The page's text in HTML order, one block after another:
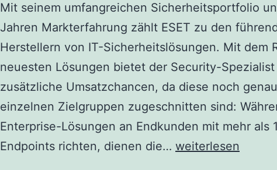
Mit seinem umfangreichen Sicherheitsportfolio
Jahren Markterfahrung zählt ESET zu den
Herstellern von IT-Sicherheitslösungen. Mit dem
neuesten Lösungen bietet der Security-
zusätzliche Umsatzchancen, da diese noch
einzelnen Zielgruppen zugeschnitten sind:
Enterprise-Lösungen an Endkunden mit mehr als
Endpoints richten, dienen die… Schutz
weiterlesen